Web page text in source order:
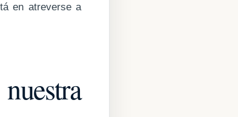
en atreverse a